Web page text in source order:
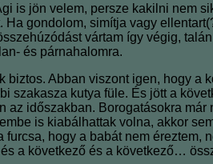
is jön velem, persze kakilni nem
gondolom, simítja vagy
vártam így végig,
és párnahalomra.
biztos. Abban viszont igen, hogy
szakasza kutya füle. És jött a
az időszakban. Borogatásokra
is kiabálhattak volna, akkor
furcsa, hogy a babát nem
a következő és a következő…